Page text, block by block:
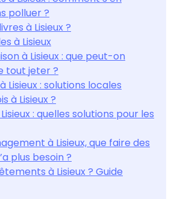
polluer ?
à Lisieux ?
à Lisieux
à Lisieux : que peut-on
tout jeter ?
Lisieux : solutions locales
à Lisieux ?
: quelles solutions pour les
à Lisieux, que faire des
plus besoin ?
à Lisieux ? Guide